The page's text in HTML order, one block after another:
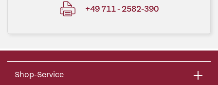
+49 711 - 2582-390
Shop-Service